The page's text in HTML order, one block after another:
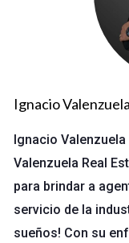
Consulta con
asesor
Estudio de Caso 1
Una amiga mía
años. Ella tenía
realizar el cambio,
comisiones que no le
con su nuevo
Ignacio Valenzuela
Ignacio
Valenzuela Real
para brindar a
servicio de la
sueños! Con su